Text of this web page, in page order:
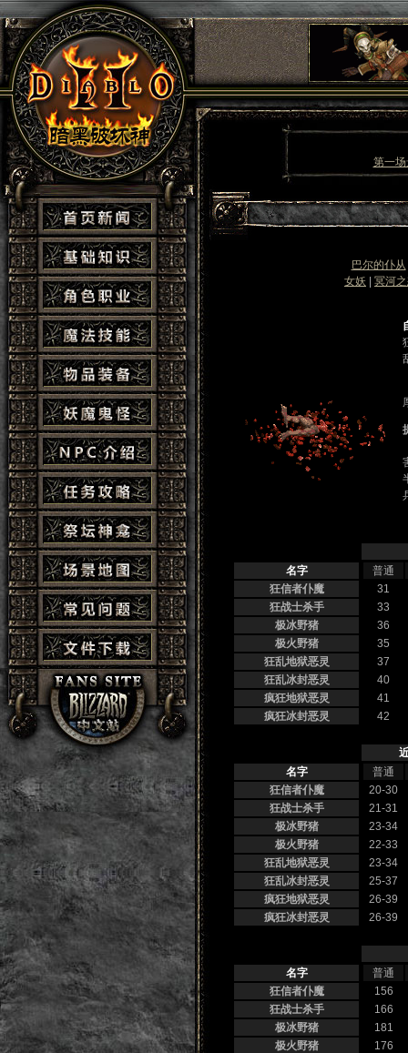
第一
巴尔的仆从
女妖
冥河
名字
狂信者仆魔
狂战士杀手
极冰野猪
极火野猪
狂乱地狱恶灵
狂乱冰封恶灵
疯狂地狱恶灵
疯狂冰封恶灵
普通
31
33
36
35
37
40
41
42
名字
狂信者仆魔
狂战士杀手
极冰野猪
极火野猪
狂乱地狱恶灵
狂乱冰封恶灵
疯狂地狱恶灵
疯狂冰封恶灵
普通
20-30
21-31
23-34
22-33
23-34
25-37
26-39
26-39
名字
狂信者仆魔
狂战士杀手
极冰野猪
极火野猪
普通
156
166
181
176